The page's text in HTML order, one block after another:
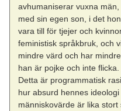
avhumaniserar vuxna
med sin egen son, i det
vara till för tjejer och
feministisk språkbruk, och
mindre värd och har
han är pojke och inte
Detta är programmatisk
hur absurd hennes
människovärde är lika stort